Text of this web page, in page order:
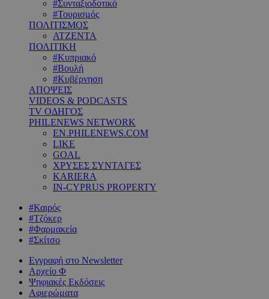
#Συνταξιοδοτικό
#Τουρισμός
ΠΟΛΙΤΙΣΜΟΣ
ΑΤΖΕΝΤΑ
ΠΟΛΙΤΙΚΗ
#Κυπριακό
#Βουλή
#Κυβέρνηση
ΑΠΟΨΕΙΣ
VIDEOS & PODCASTS
TV ΟΔΗΓΟΣ
PHILENEWS NETWORK
EN.PHILENEWS.COM
LIKE
GOAL
ΧΡΥΣΕΣ ΣΥΝΤΑΓΕΣ
KARIERA
IN-CYPRUS PROPERTY
#Καιρός
#Τζόκερ
#Φαρμακεία
#Σκίτσο
Εγγραφή στο Newsletter
Αρχείο Φ
Ψηφιακές Εκδόσεις
Αφιερώματα